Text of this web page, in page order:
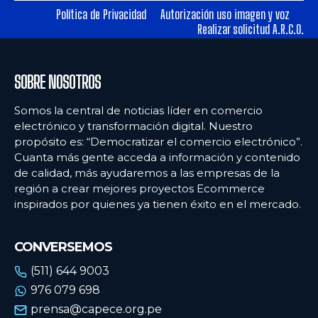
Ecommercenews
ARGENTINA
BOLIVIA
CHILE
COLOMBIA
ECUADOR
URUGUAY
VENEZUELA
Ecommercenews
ARGENTINA
BOLIVIA
CHILE
COLOMBIA
ECUADOR
URUGUAY
VENEZUELA
Política de Privacidad
Autorización uso imagen y voz
Realizar solicitud A.R.C.O.
SOBRE NOSOTROS
Somos la central de noticias líder en comercio
electrónico y transformación digital. Nuestro
propósito es: “Democratizar el comercio electrónico”.
Cuanta más gente acceda a información y contenido
de calidad, más ayudaremos a las empresas de la
región a crear mejores proyectos Ecommerce
inspirados por quienes ya tienen éxito en el mercado.
CONVERSEMOS
(511) 644 9003
976 079 698
prensa@capece.org.pe